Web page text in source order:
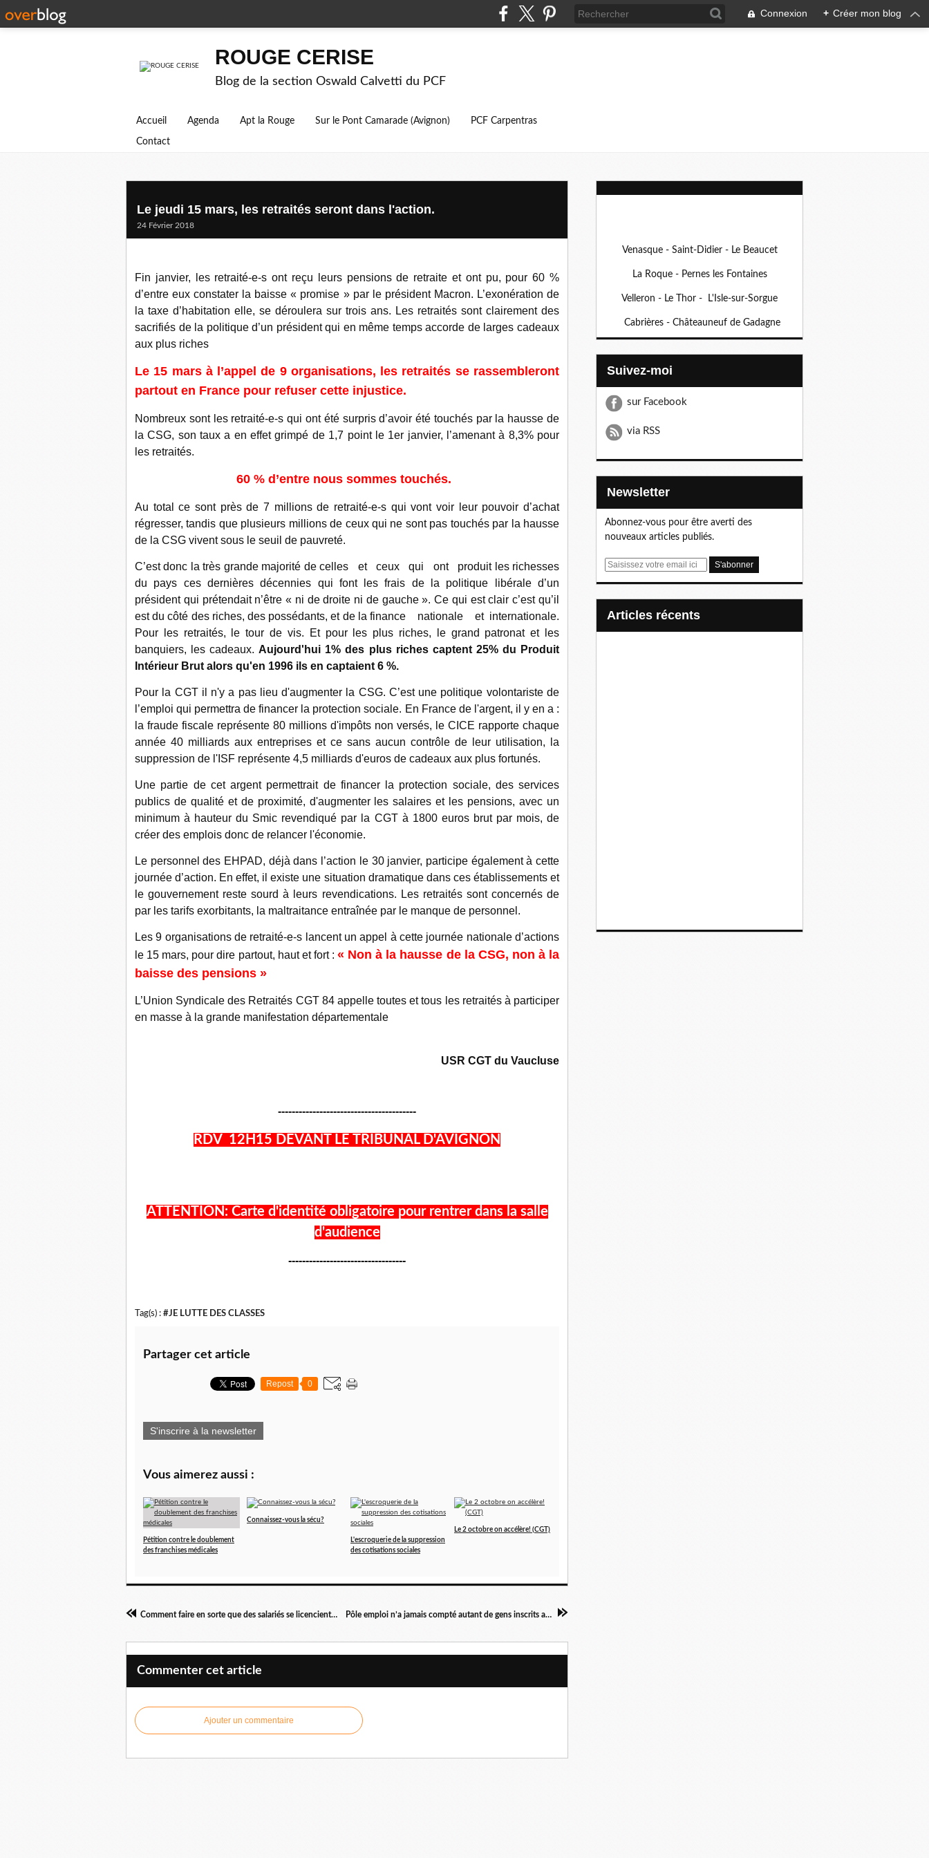
Connexion + Créer mon blog
ROUGE CERISE
Blog de la section Oswald Calvetti du PCF
Accueil Agenda Apt la Rouge Sur le Pont Camarade (Avignon) PCF Carpentras
Contact
Le jeudi 15 mars, les retraités seront dans l'action.
24 Février 2018
Fin janvier, les retraité-e-s ont reçu leurs pensions de retraite et ont pu, pour 60 %
d’entre eux constater la baisse « promise » par le président Macron. L’exonération de
la taxe d’habitation elle, se déroulera sur trois ans. Les retraités sont clairement des
sacrifiés de la politique d’un président qui en même temps accorde de larges cadeaux
aux plus riches
Le 15 mars à l’appel de 9 organisations, les retraités se rassembleront
partout en France pour refuser cette injustice.
Nombreux sont les retraité-e-s qui ont été surpris d’avoir été touchés par la hausse de
la CSG, son taux a en effet grimpé de 1,7 point le 1er janvier, l’amenant à 8,3% pour
les retraités.
60 % d’entre nous sommes touchés.
Au total ce sont près de 7 millions de retraité-e-s qui vont voir leur pouvoir d’achat
régresser, tandis que plusieurs millions de ceux qui ne sont pas touchés par la hausse
de la CSG vivent sous le seuil de pauvreté.
C’est donc la très grande majorité de celles et ceux qui ont produit les richesses
du pays ces dernières décennies qui font les frais de la politique libérale d’un
président qui prétendait n’être « ni de droite ni de gauche ». Ce qui est clair c’est qu’il
est du côté des riches, des possédants, et de la finance nationale et internationale.
Pour les retraités, le tour de vis. Et pour les plus riches, le grand patronat et les
banquiers, les cadeaux.Aujourd'hui 1% des plus riches captent 25% du Produit
Intérieur Brut alors qu'en 1996 ils en captaient 6 %.
Pour la CGT il n'y a pas lieu d'augmenter la CSG. C’est une politique volontariste de
l’emploi qui permettra de financer la protection sociale. En France de l'argent, il y en a :
la fraude fiscale représente 80 millions d'impôts non versés, le CICE rapporte chaque
année 40 milliards aux entreprises et ce sans aucun contrôle de leur utilisation, la
suppression de l'ISF représente 4,5 milliards d'euros de cadeaux aux plus fortunés.
Une partie de cet argent permettrait de financer la protection sociale, des services
publics de qualité et de proximité, d'augmenter les salaires et les pensions, avec un
minimum à hauteur du Smic revendiqué par la CGT à 1800 euros brut par mois, de
créer des emplois donc de relancer l'économie.
Le personnel des EHPAD, déjà dans l’action le 30 janvier, participe également à cette
journée d’action. En effet, il existe une situation dramatique dans ces établissements et
le gouvernement reste sourd à leurs revendications. Les retraités sont concernés de
par les tarifs exorbitants, la maltraitance entraînée par le manque de personnel.
Les 9 organisations de retraité-e-s lancent un appel à cette journée nationale d’actions
le 15 mars, pour dire partout, haut et fort : « Non à la hausse de la CSG, non à la
baisse des pensions »
L’Union Syndicale des Retraités CGT 84 appelle toutes et tous les retraités à participer
en masse à la grande manifestation départementale
USR CGT du Vaucluse
----------------------------------------
RDV 12H15 DEVANT LE TRIBUNAL D'AVIGNON
ATTENTION: Carte d'identité obligatoire pour rentrer dans la salle
d'audience
----------------------------------
Tag(s) : #JE LUTTE DES CLASSES
Partager cet article
Repost 0
S'inscrire à la newsletter
Vous aimerez aussi :
Pétition contre le doublement
des franchises médicales
Connaissez-vous la sécu?
L'escroquerie de la suppression
des cotisations sociales
Le 2 octobre on accélère! (CGT)
Comment faire en sorte que des salariés se licencient eux-mêmes : la méthode Pimkie Pôle emploi n’a jamais compté autant de gens inscrits au chômage : 6.714.000 personnes
Commenter cet article
Ajouter un commentaire
Venasque - Saint-Didier - Le Beaucet
La Roque - Pernes les Fontaines
Velleron - Le Thor - L'Isle-sur-Sorgue
Cabrières - Châteauneuf de Gadagne
Suivez-moi
sur Facebook
via RSS
Newsletter
Abonnez-vous pour être averti des
nouveaux articles publiés.
E
articles récents